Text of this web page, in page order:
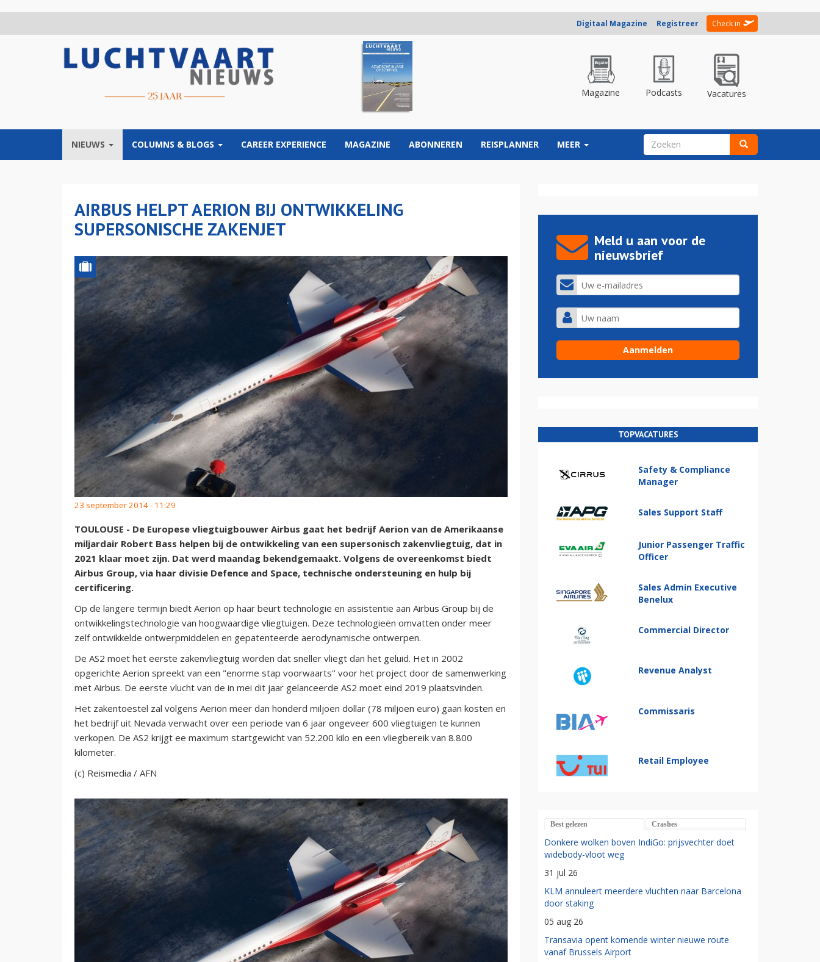
Digitaal Magazine Registreer Check in
Magazine Podcasts Vacatures
NIEUWS COLUMNS & BLOGS CAREER EXPERIENCE MAGAZINE ABONNEREN REISPLANNER MEER ZOEKVELD
AIRBUS HELPT AERION BIJ ONTWIKKELING
SUPERSONISCHE ZAKENJET
23 september 2014 - 11:29
TOULOUSE - De Europese vliegtuigbouwer Airbus gaat het bedrijf Aerion van de Amerikaanse
miljardair Robert Bass helpen bij de ontwikkeling van een supersonisch zakenvliegtuig, dat in
2021 klaar moet zijn. Dat werd maandag bekendgemaakt. Volgens de overeenkomst biedt
Airbus Group, via haar divisie Defence and Space, technische ondersteuning en hulp bij
certificering.
Op de langere termijn biedt Aerion op haar beurt technologie en assistentie aan Airbus Group bij de
ontwikkelingstechnologie van hoogwaardige vliegtuigen. Deze technologieën omvatten onder meer
zelf ontwikkelde ontwerpmiddelen en gepatenteerde aerodynamische ontwerpen.
De AS2 moet het eerste zakenvliegtuig worden dat sneller vliegt dan het geluid. Het in 2002
opgerichte Aerion spreekt van een "enorme stap voorwaarts'' voor het project door de samenwerking
met Airbus. De eerste vlucht van de in mei dit jaar gelanceerde AS2 moet eind 2019 plaatsvinden.
Het zakentoestel zal volgens Aerion meer dan honderd miljoen dollar (78 miljoen euro) gaan kosten en
het bedrijf uit Nevada verwacht over een periode van 6 jaar ongeveer 600 vliegtuigen te kunnen
verkopen. De AS2 krijgt ee maximum startgewicht van 52.200 kilo en een vliegbereik van 8.800
kilometer.
(c) Reismedia / AFN
Meld u aan voor de
nieuwsbrief
TOPVACATURES
Safety & Compliance
Manager
Sales Support Staff
Junior Passenger Traffic
Officer
Sales Admin Executive
Benelux
Commercial Director
Revenue Analyst
Commissaris
Retail Employee
Best gelezen Crashes
Donkere wolken boven IndiGo: prijsvechter doet
widebody-vloot weg
31 jul 26
KLM annuleert meerdere vluchten naar Barcelona
door staking
05 aug 26
Transavia opent komende winter nieuwe route
vanaf Brussels Airport